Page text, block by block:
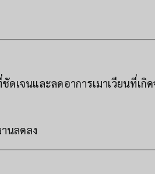
จนและลดอาการเมาเวียนที่เกิด
นลดลง